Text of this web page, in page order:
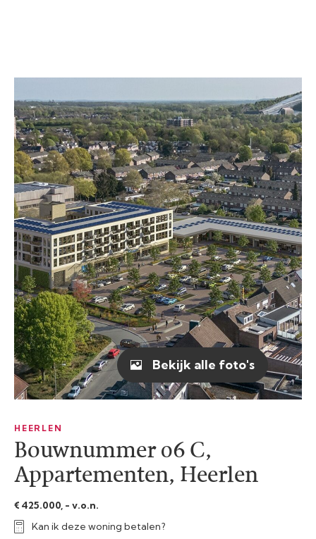
HEERLEN
Bouwnummer 06 C,
Appartementen, Heerlen
€ 425.000, - v.o.n.
Kan ik deze woning betalen?
Bekijk alle foto's